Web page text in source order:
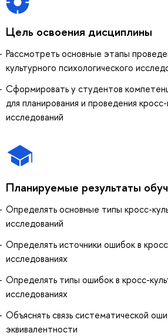
Цель освоения дисциплины
Рассмотреть основные этапы
культурного психологического
Сформировать у студентов
для планирования и проведения
исследований
Планируемые результаты
Определять основные типы кросс-
исследований
Определять источники ошибок в
исследованиях
Определять типы ошибок в кросс-
исследованиях
Объяснять связь систематической
эквивалентности